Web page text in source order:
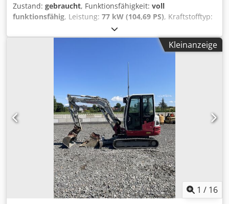
Zustand: gebraucht, Funktionsfähigkeit: voll
funktionsfähig, Leistung: 77 kW (104,69 PS), Kraftstofftyp:
10.800 kg, Baujahr:
Betriebsstunden:7.688 h, Antriebsart:Diesel, Mobilbagger
Zustand Technisch: gut Bereifung vorne Zustand: 20 - 40%
Schnellwechsler - - - POWERTILT - - 1 Stk. neuwertiger
Grabenlöffel 100 cm - - 1 Stk. gebrauchter Grabenlöffel 40
cm - - 1 Stk. Böschungslöffel 150 cm - - - 4-Zylinder ISUZU-
Dieselmotor TURBO 104 PS - - - KLIMAANLAGE - - langer
Grabenstiel - - - Reifen ca. 30% - - - guter Originalzustand -
- Schnellwechsler, Löffel, 3. Ventil, 4. Ventil, Heizung,
Vollkabine, Klimaanlage, Dsdpszngxgefx Ah Tjkr
Kleinanzeige
1 / 16